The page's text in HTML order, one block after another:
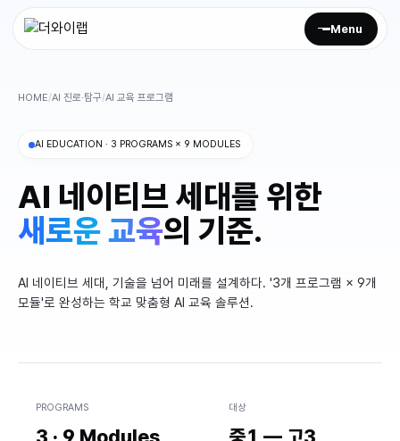
Menu
Culture
Mission
러니즈
HOME/AI 진로·탐구/AI 교육 프로그램
AI EDUCATION · 3 PROGRAMS × 9 MODULES
AI 네이티브 세대를 위한
새로운 교육의 기준.
AI 네이티브 세대, 기술을 넘어 미래를 설계하다. '3개 프로그램 × 9개
모듈'로 완성하는 학교 맞춤형 AI 교육 솔루션.
PROGRAMS 대상